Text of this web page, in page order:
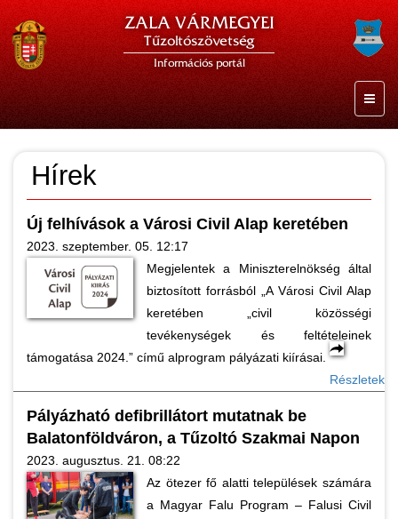
ZALA VÁRMEGYEI
Tűzoltószövetség
Információs portál
Hírek
Új felhívások a Városi Civil Alap keretében
2023. szeptember. 05. 12:17
Megjelentek a Miniszterelnökség által
biztosított forrásból „A Városi Civil Alap
keretében „civil közösségi
tevékenységek és feltételeinek
támogatása 2024.” című alprogram pályázati kiírásai.
Részletek
Pályázható defibrillátort mutatnak be
Balatonföldváron, a Tűzoltó Szakmai Napon
2023. augusztus. 21. 08:22
Az ötezer fő alatti települések számára
a Magyar Falu Program – Falusi Civil